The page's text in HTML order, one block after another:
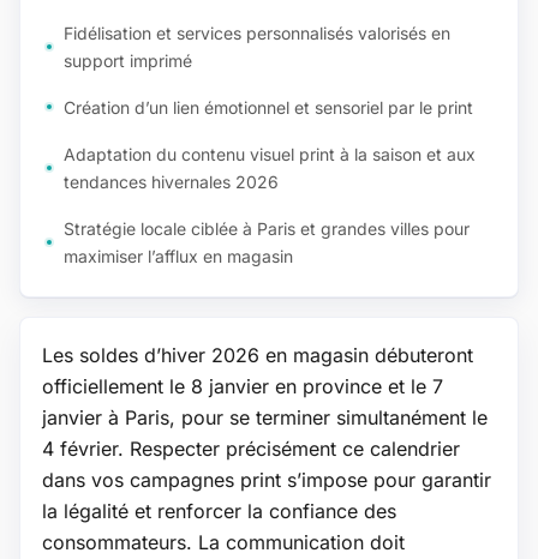
Fidélisation et services personnalisés valorisés en
support imprimé
Création d’un lien émotionnel et sensoriel par le print
Adaptation du contenu visuel print à la saison et aux
tendances hivernales 2026
Stratégie locale ciblée à Paris et grandes villes pour
maximiser l’afflux en magasin
Les soldes d’hiver 2026 en magasin débuteront
officiellement le 8 janvier en province et le 7
janvier à Paris, pour se terminer simultanément le
4 février. Respecter précisément ce calendrier
dans vos campagnes print s’impose pour garantir
la légalité et renforcer la confiance des
consommateurs. La communication doit